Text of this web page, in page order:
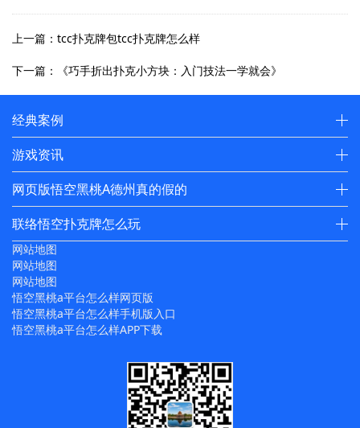
上一篇：tcc扑克牌包tcc扑克牌怎么样
下一篇：《巧手折出扑克小方块：入门技法一学就会》
经典案例
游戏资讯
网页版悟空黑桃A德州真的假的
联络悟空扑克牌怎么玩
网站地图
网站地图
网站地图
悟空黑桃a平台怎么样网页版
悟空黑桃a平台怎么样手机版入口
悟空黑桃a平台怎么样APP下载